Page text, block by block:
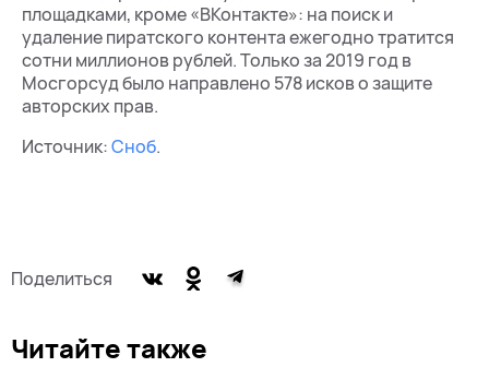
площадками, кроме «ВКонтакте»: на поиск и
удаление пиратского контента ежегодно тратится
сотни миллионов рублей. Только за 2019 год в
Мосгорсуд было направлено 578 исков о защите
авторских прав.
Источник:Сноб.
Поделиться
Читайте также